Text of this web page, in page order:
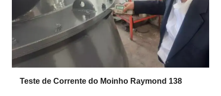
Teste de Corrente do Moinho Raymond 138